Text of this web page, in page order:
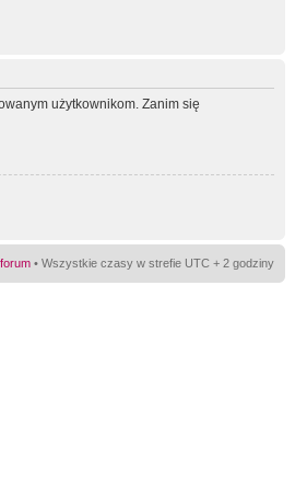
użytkownikom. Zanim się
• Wszystkie czasy w strefie UTC + 2 godziny